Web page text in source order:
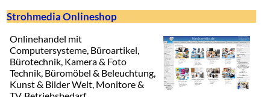
Strohmedia Onlineshop
Onlinehandel mit
Computersysteme, Büroartikel,
Bürotechnik, Kamera & Foto
Technik, Büromöbel & Beleuchtung,
Kunst & Bilder Welt, Monitore &